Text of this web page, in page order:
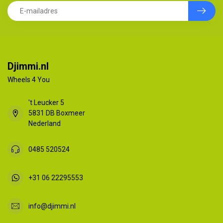
Djimmi.nl
Wheels 4 You
't Leucker 5
5831 DB Boxmeer
Nederland
0485 520524
+31 06 22295553
info@djimmi.nl